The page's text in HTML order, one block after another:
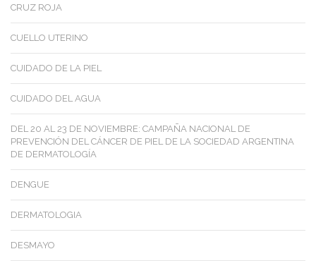
CRUZ ROJA
CUELLO UTERINO
CUIDADO DE LA PIEL
CUIDADO DEL AGUA
DEL 20 AL 23 DE NOVIEMBRE: CAMPAÑA NACIONAL DE
PREVENCIÓN DEL CÁNCER DE PIEL DE LA SOCIEDAD ARGENTINA
DE DERMATOLOGÍA
DENGUE
DERMATOLOGIA
DESMAYO